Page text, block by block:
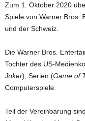
Zum 1. Oktober 2020
Spiele von Warner Bros.
und der Schweiz.
Die Warner Bros.
Tochter des US-
Joker), Serien (Game of
Computerspiele.
Teil der Vereinbarung